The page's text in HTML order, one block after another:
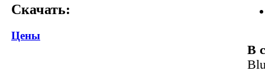
Скачать:
Цены
В